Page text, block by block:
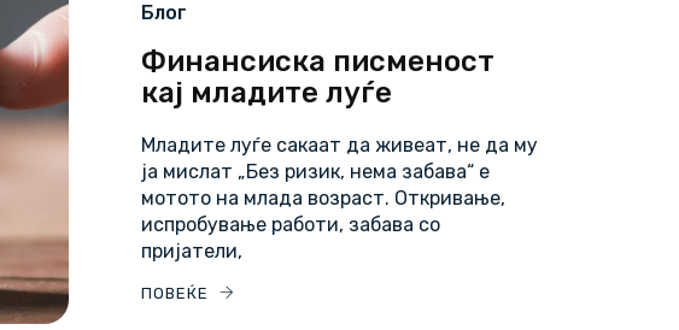
Блог
Финансиска писменост
кај младите луѓе
Младите луѓе сакаат да живеат, не да му
ја мислат „Без ризик, нема забава“ е
мотото на млада возраст. Откривање,
испробување работи, забава со
пријатели,
ПОВЕЌЕ